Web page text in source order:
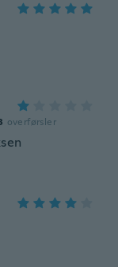
overførsler